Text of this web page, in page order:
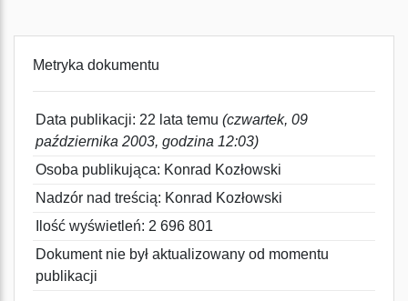
Metryka dokumentu
Data publikacji: 22 lata temu (czwartek, 09
października 2003, godzina 12:03)
Osoba publikująca: Konrad Kozłowski
Nadzór nad treścią: Konrad Kozłowski
Ilość wyświetleń: 2 696 801
Dokument nie był aktualizowany od momentu
publikacji